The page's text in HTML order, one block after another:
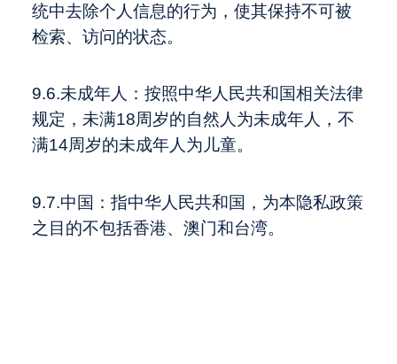
统中去除个人信息的行为，使其保持不可被
检索、访问的状态。
9.6.未成年人：按照中华人民共和国相关法律
规定，未满18周岁的自然人为未成年人，不
满14周岁的未成年人为儿童。
9.7.中国：指中华人民共和国，为本隐私政策
之目的不包括香港、澳门和台湾。